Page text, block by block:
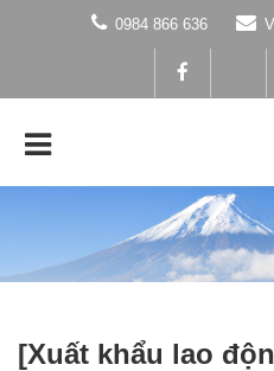
0984 866 636
[Xuất khẩu lao